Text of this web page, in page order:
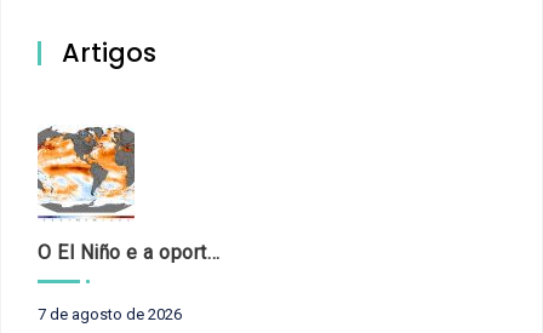
Artigos
O El Niño e a oportunidade de fortalecer o controle externo das políticas climáticas
7 de agosto de 2026